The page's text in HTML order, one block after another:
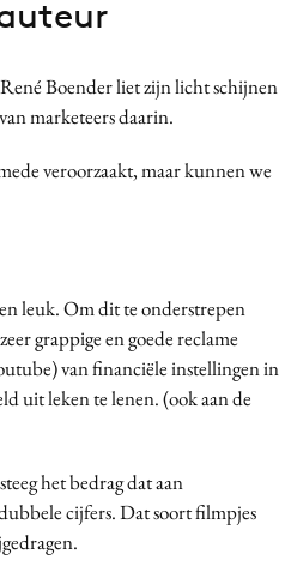
Boender liet zijn licht schijnen
marketeers daarin.
veroorzaakt, maar kunnen we
leuk. Om dit te onderstrepen
grappige en goede reclame
van financiële instellingen in
uit leken te lenen. (ook aan de
het bedrag dat aan
cijfers. Dat soort filmpjes